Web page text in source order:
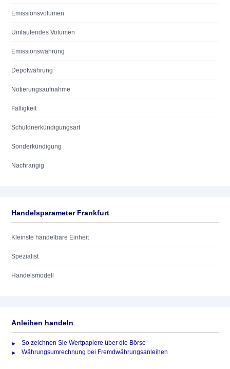
Emissionsvolumen
Umlaufendes Volumen
Emissionswährung
Depotwährung
Notierungsaufnahme
Fälligkeit
Schuldnerkündigungsart
Sonderkündigung
Nachrangig
Handelsparameter Frankfurt
Kleinste handelbare Einheit
Spezialist
Handelsmodell
Anleihen handeln
So zeichnen Sie Wertpapiere über die Börse
Währungsumrechnung bei Fremdwährungsanleihen